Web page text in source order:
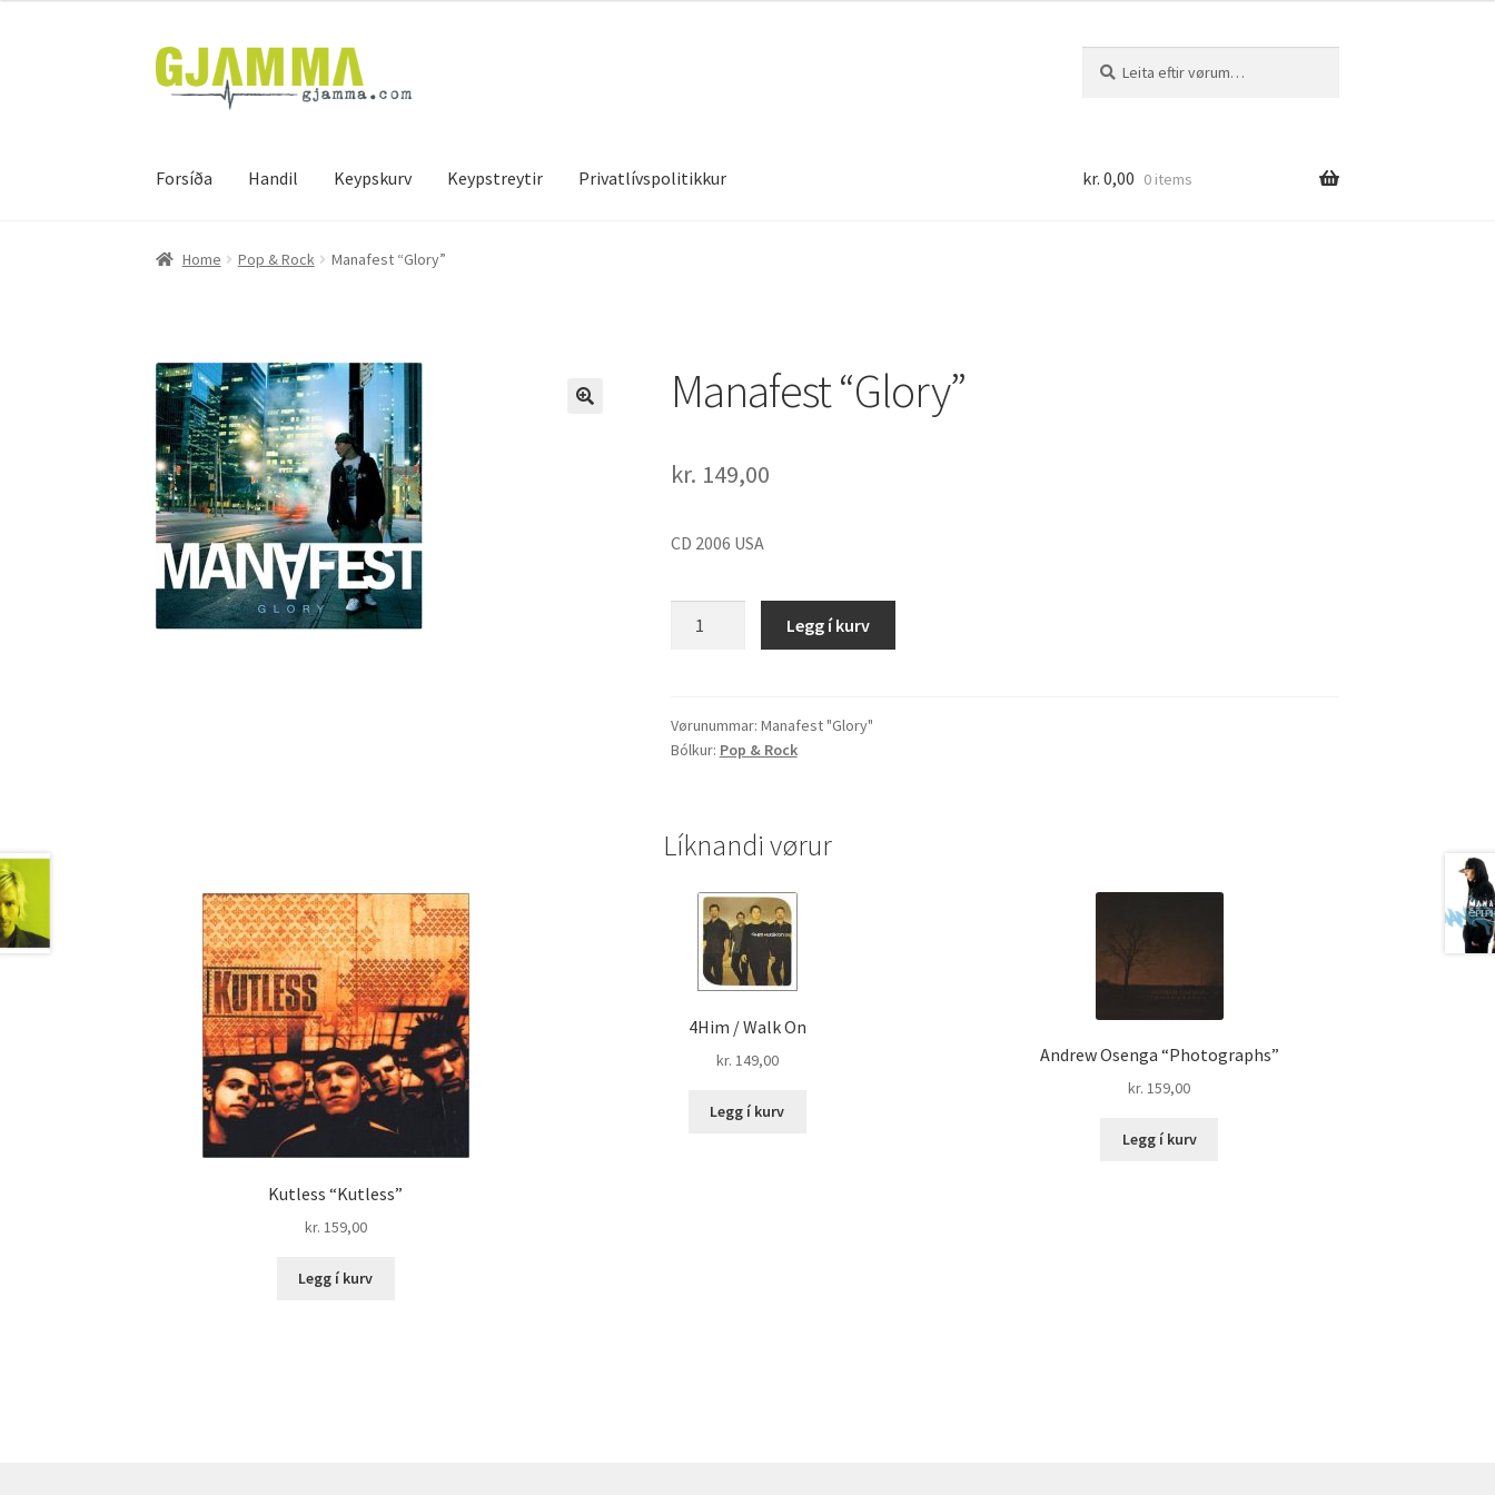
Skip
to
navigation
Skip
to
eftir:
Forsíða Handil Keypskurv Keypstreytir Privatlívspolitikkur
Heim Handil Keypskurv Kassi Mín brúkari
kr. 0,00 0 items
Home Pop & Rock Manafest “Glory”
Manafest “Glory”
kr. 149,00
CD 2006 USA
Legg í kurv
Vørunummar: Manafest "Glory"
Bólkur: Pop & Rock
Líknandi vørur
Kutless “Kutless”
kr. 159,00
Legg í kurv
4Him / Walk On
kr. 149,00
Legg í kurv
Andrew Osenga “Photographs”
kr. 159,00
Legg í kurv